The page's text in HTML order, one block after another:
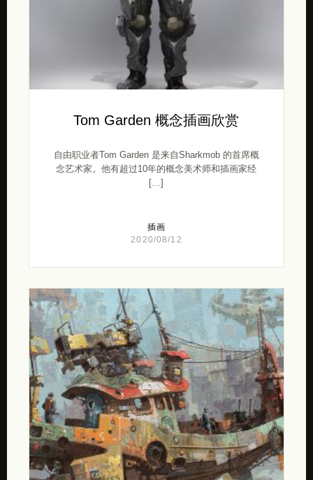
Tom Garden 概念插画欣赏
自由职业者Tom Garden 是来自Sharkmob 的首席概
念艺术家。他有超过10年的概念美术师和插画家经
[…]
插画
2020/08/12